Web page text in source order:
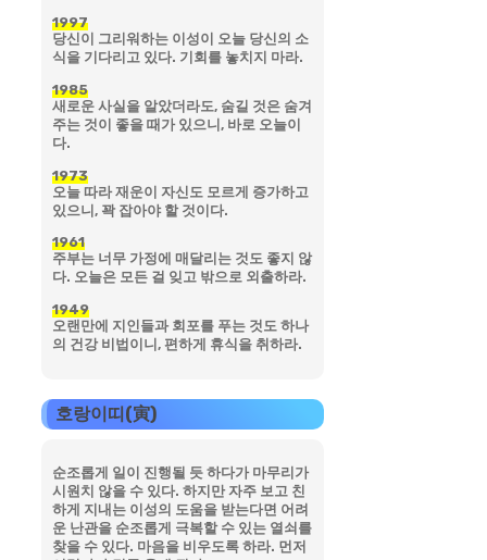
1997
당신이 그리워하는 이성이 오늘 당신의 소
식을 기다리고 있다. 기회를 놓치지 마라.
1985
새로운 사실을 알았더라도, 숨길 것은 숨겨
주는 것이 좋을 때가 있으니, 바로 오늘이
다.
1973
오늘 따라 재운이 자신도 모르게 증가하고
있으니, 꽉 잡아야 할 것이다.
1961
주부는 너무 가정에 매달리는 것도 좋지 않
다. 오늘은 모든 걸 잊고 밖으로 외출하라.
1949
오랜만에 지인들과 회포를 푸는 것도 하나
의 건강 비법이니, 편하게 휴식을 취하라.
호랑이띠(寅)
순조롭게 일이 진행될 듯 하다가 마무리가
시원치 않을 수 있다. 하지만 자주 보고 친
하게 지내는 이성의 도움을 받는다면 어려
운 난관을 순조롭게 극복할 수 있는 열쇠를
찾을 수 있다. 마음을 비우도록 하라. 먼저